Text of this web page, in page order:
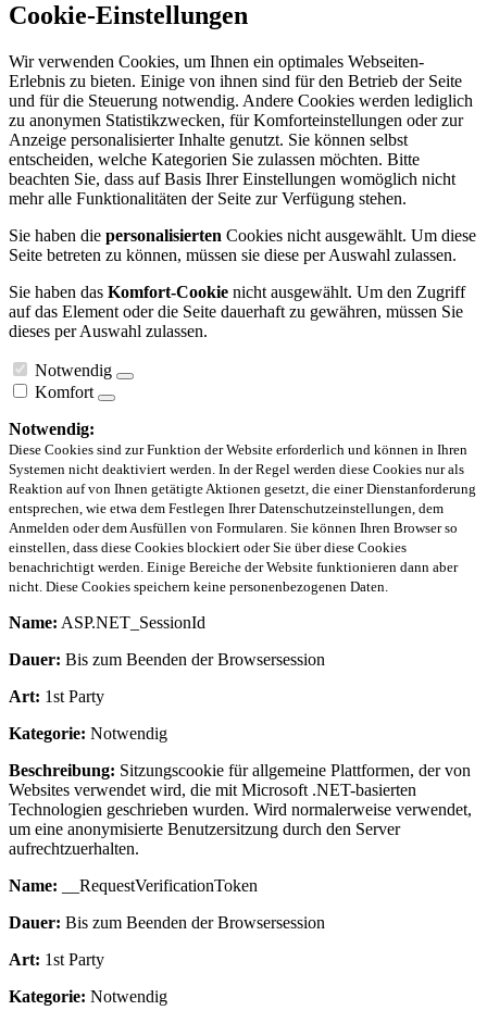
Cookie-Einstellungen
Wir verwenden Cookies, um Ihnen ein optimales Webseiten-
Erlebnis zu bieten. Einige von ihnen sind für den Betrieb der Seite
und für die Steuerung notwendig. Andere Cookies werden lediglich
zu anonymen Statistikzwecken, für Komforteinstellungen oder zur
Anzeige personalisierter Inhalte genutzt. Sie können selbst
entscheiden, welche Kategorien Sie zulassen möchten. Bitte
beachten Sie, dass auf Basis Ihrer Einstellungen womöglich nicht
mehr alle Funktionalitäten der Seite zur Verfügung stehen.
Sie haben die personalisierten Cookies nicht ausgewählt. Um diese
Seite betreten zu können, müssen sie diese per Auswahl zulassen.
Sie haben das Komfort-Cookie nicht ausgewählt. Um den Zugriff
auf das Element oder die Seite dauerhaft zu gewähren, müssen Sie
dieses per Auswahl zulassen.
Notwendig
Komfort
Notwendig:
Diese Cookies sind zur Funktion der Website erforderlich und können in Ihren
Systemen nicht deaktiviert werden. In der Regel werden diese Cookies nur als
Reaktion auf von Ihnen getätigte Aktionen gesetzt, die einer Dienstanforderung
entsprechen, wie etwa dem Festlegen Ihrer Datenschutzeinstellungen, dem
Anmelden oder dem Ausfüllen von Formularen. Sie können Ihren Browser so
einstellen, dass diese Cookies blockiert oder Sie über diese Cookies
benachrichtigt werden. Einige Bereiche der Website funktionieren dann aber
nicht. Diese Cookies speichern keine personenbezogenen Daten.
Name: ASP.NET_SessionId
Dauer: Bis zum Beenden der Browsersession
Art: 1st Party
Kategorie: Notwendig
Beschreibung: Sitzungscookie für allgemeine Plattformen, der von
Websites verwendet wird, die mit Microsoft .NET-basierten
Technologien geschrieben wurden. Wird normalerweise verwendet,
um eine anonymisierte Benutzersitzung durch den Server
aufrechtzuerhalten.
Name: __RequestVerificationToken
Dauer: Bis zum Beenden der Browsersession
Art: 1st Party
Kategorie: Notwendig